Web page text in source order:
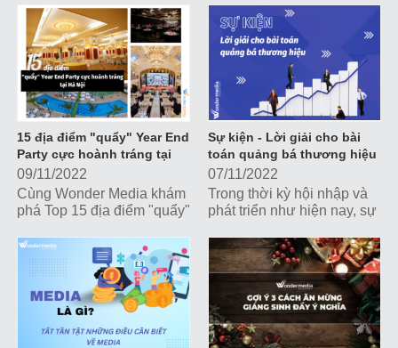
xu hướng phổ biến. Cùng
tìm hiểu Top 5 công nghệ
mới giúp sự kiện gây ấn
tượng cực mạnh nhé!
pháp dự phòng tránh, giảm
tối đa ảnh hưởng tiêu cực
lên hình ảnh và chiến lược
truyền thông của doanh
nghiệp.
15 địa điểm "quẩy" Year End
Party cực hoành tráng tại
Hà Nội
09/11/2022
Cùng Wonder Media khám
phá Top 15 địa điểm "quẩy"
tráng tại Hà Nội nhé!
Sự kiện - Lời giải cho bài
toán quảng bá thương hiệu
07/11/2022
Trong thời kỳ hội nhập và
phát triển như hiện nay, sự
công cụ truyền thông,
marketing đắc lực giúp các
doanh nghiệp, tổ chức
tương tác trực tiếp với
khách hàng và xây dựng
hình ảnh thương hiệu.